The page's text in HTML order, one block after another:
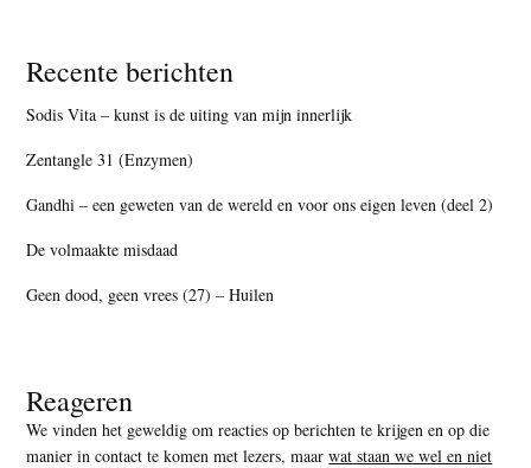
Recente berichten
Sodis Vita – kunst is de uiting van mijn innerlijk
Zentangle 31 (Enzymen)
Gandhi – een geweten van de wereld en voor ons eigen leven (deel 2)
De volmaakte misdaad
Geen dood, geen vrees (27) – Huilen
Reageren
We vinden het geweldig om reacties op berichten te krijgen en op die
manier in contact te komen met lezers, maarwat staan we wel en niet